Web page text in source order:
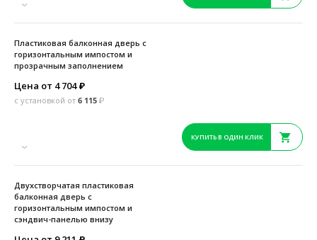
Пластиковая балконная дверь с
горизонтальным импостом и
прозрачным заполнением
Цена от 4 704 ₽
с установкой от 6 115 ₽
КУПИТЬ В ОДИН КЛИК
Двухстворчатая пластиковая
балконная дверь с
горизонтальным импостом и
сэндвич-панелью внизу